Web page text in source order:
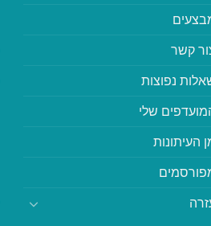
קשר
נפוצות
שלי
העיתונות